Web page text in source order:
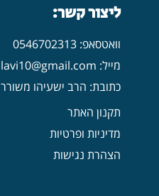
ליצור קשר:
וואטסאפ: 0546702313
מייל: yonilavi10@gmail.com
כתובת: הרב ישעיהו משורר 20/4 פתח תקווה
תקנון האתר
מדיניות ופרטיות
הצהרת נגישות